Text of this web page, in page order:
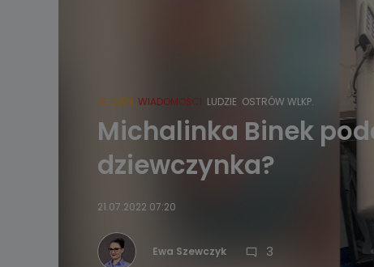
REGION WIADOMOŚCI LUDZIE OSTRÓW WLKP.
Michalinka Binek
dziewczynka?
21.07.2022 07:20
Ewa Szewczyk 3